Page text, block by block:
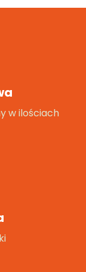
w ilościach